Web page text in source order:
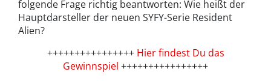
folgende Frage richtig beantworten: Wie heißt der
Hauptdarsteller der neuen SYFY-Serie Resident
Alien?
++++++++++++++++ Hier findest Du das
Gewinnspiel ++++++++++++++++